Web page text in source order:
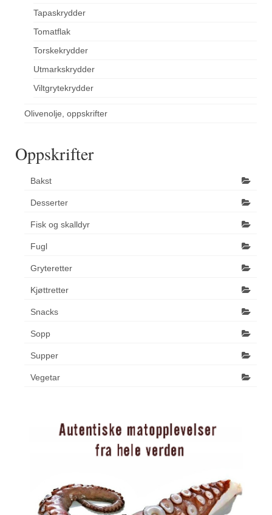
Tapaskrydder
Tomatflak
Torskekrydder
Utmarkskrydder
Viltgrytekrydder
Olivenolje, oppskrifter
Oppskrifter
Bakst
Desserter
Fisk og skalldyr
Fugl
Gryteretter
Kjøttretter
Snacks
Sopp
Supper
Vegetar